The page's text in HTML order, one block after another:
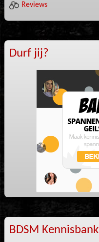
Reviews
Durf jij?
BDSM Kennisbank